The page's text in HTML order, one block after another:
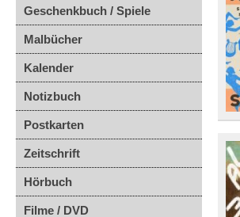
Geschenkbuch / Spiele
Malbücher
Kalender
Notizbuch
Postkarten
Zeitschrift
Hörbuch
Filme / DVD